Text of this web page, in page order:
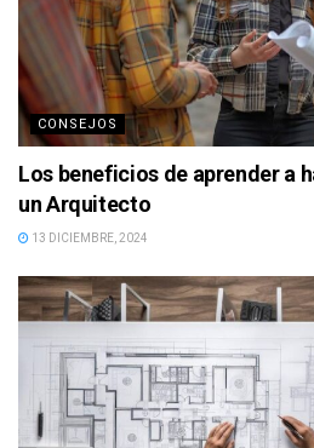
CONSEJOS
Los beneficios de aprender a
un Arquitecto
13 DICIEMBRE, 2024